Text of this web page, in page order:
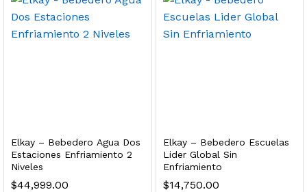
Elkay – Bebedero Agua Dos
Estaciones Enfriamiento 2
Niveles
$44,999.00
Elkay – Bebedero Escuelas
Lider Global Sin
Enfriamiento
$14,750.00
de Agua | Repuesto (con Polifosfatos)
SS304 Natural Cepillado | Agua Purificada
699.00